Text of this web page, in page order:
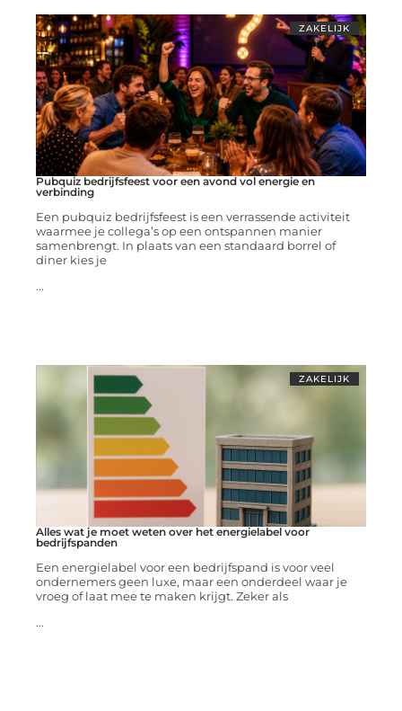
ZAKELIJK
Pubquiz bedrijfsfeest voor een avond vol energie en
verbinding
Een pubquiz bedrijfsfeest is een verrassende activiteit
waarmee je collega’s op een ontspannen manier
samenbrengt. In plaats van een standaard borrel of
diner kies je
...
ZAKELIJK
Alles wat je moet weten over het energielabel voor
bedrijfspanden
Een energielabel voor een bedrijfspand is voor veel
ondernemers geen luxe, maar een onderdeel waar je
vroeg of laat mee te maken krijgt. Zeker als
...